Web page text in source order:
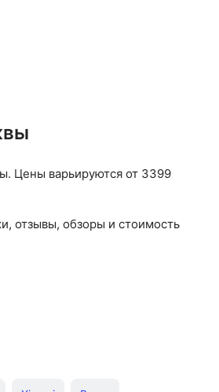
Цены варьируются от 3399
отзывы, обзоры и стоимость